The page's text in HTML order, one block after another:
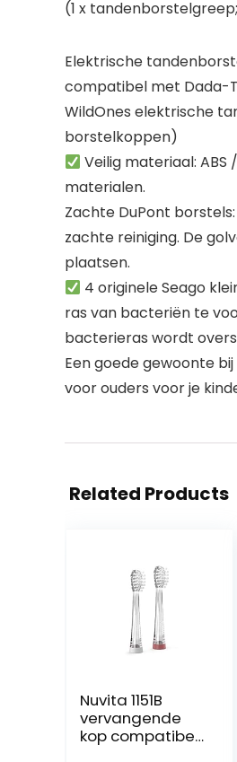
(1 x
Elektrische
compatibel met Dada-
WildOnes elektrische
borstelkoppen)
Veilig materiaal:
materialen.
Zachte DuPont
zachte reiniging. De
plaatsen.
4 originele Seago
ras van bacteriën te
bacterieras wordt
Een goede gewoonte
voor ouders voor je
Related Products
Nuvita 1151B
vervangende
kop compatibel